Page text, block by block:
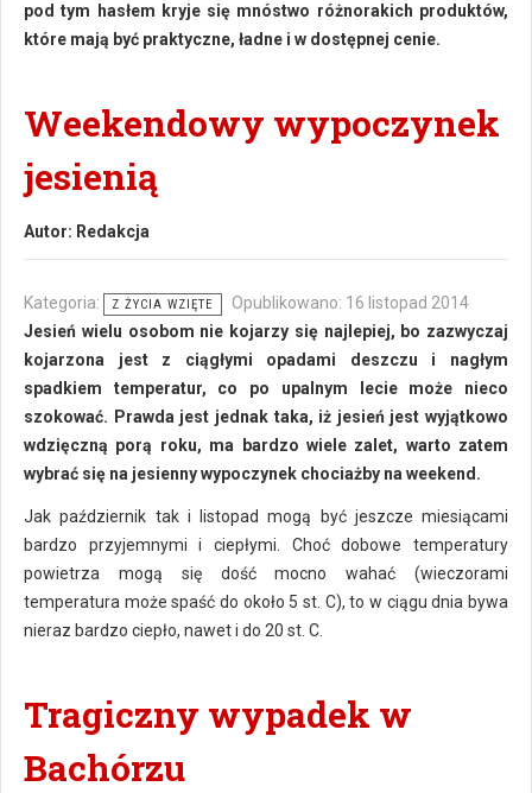
pod tym hasłem kryje się mnóstwo różnorakich produktów,
które mają być praktyczne, ładne i w dostępnej cenie.
Weekendowy wypoczynek
jesienią
Autor: Redakcja
Kategoria: Z ŻYCIA WZIĘTE
Opublikowano: 16 listopad 2014
Jesień wielu osobom nie kojarzy się najlepiej, bo zazwyczaj
kojarzona jest z ciągłymi opadami deszczu i nagłym
spadkiem temperatur, co po upalnym lecie może nieco
szokować. Prawda jest jednak taka, iż jesień jest wyjątkowo
wdzięczną porą roku, ma bardzo wiele zalet, warto zatem
wybrać się na jesienny wypoczynek chociażby na weekend.
Jak październik tak i listopad mogą być jeszcze miesiącami
bardzo przyjemnymi i ciepłymi. Choć dobowe temperatury
powietrza mogą się dość mocno wahać (wieczorami
temperatura może spaść do około 5 st. C), to w ciągu dnia bywa
nieraz bardzo ciepło, nawet i do 20 st. C.
Tragiczny wypadek w
Bachórzu